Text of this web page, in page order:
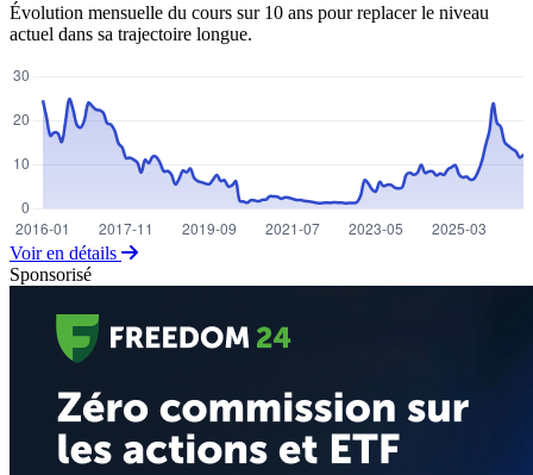
Évolution mensuelle du cours sur 10 ans pour replacer le niveau
actuel dans sa trajectoire longue.
Voir en détails
Sponsorisé